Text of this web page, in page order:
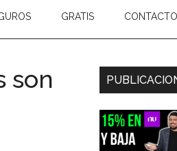
GRATIS CONTACTO
son
Barra